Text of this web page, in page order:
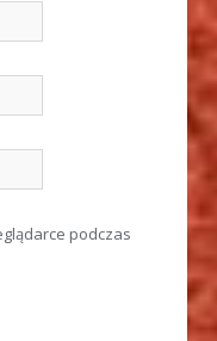
podczas